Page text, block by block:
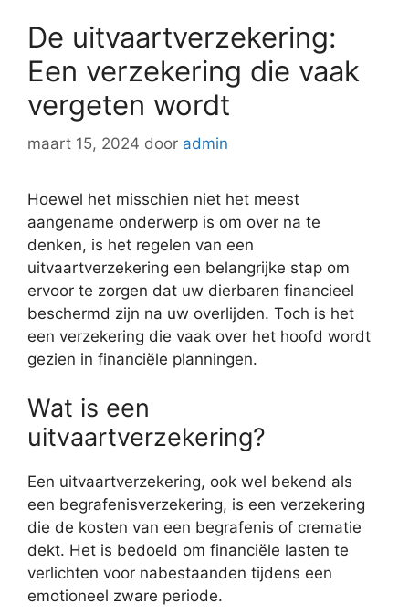
De uitvaartverzekering:
Een verzekering die vaak
vergeten wordt
maart 15, 2024 door admin
Hoewel het misschien niet het meest
aangename onderwerp is om over na te
denken, is het regelen van een
uitvaartverzekering een belangrijke stap om
ervoor te zorgen dat uw dierbaren financieel
beschermd zijn na uw overlijden. Toch is het
een verzekering die vaak over het hoofd wordt
gezien in financiële planningen.
Wat is een
uitvaartverzekering?
Een uitvaartverzekering, ook wel bekend als
een begrafenisverzekering, is een verzekering
die de kosten van een begrafenis of crematie
dekt. Het is bedoeld om financiële lasten te
verlichten voor nabestaanden tijdens een
emotioneel zware periode.